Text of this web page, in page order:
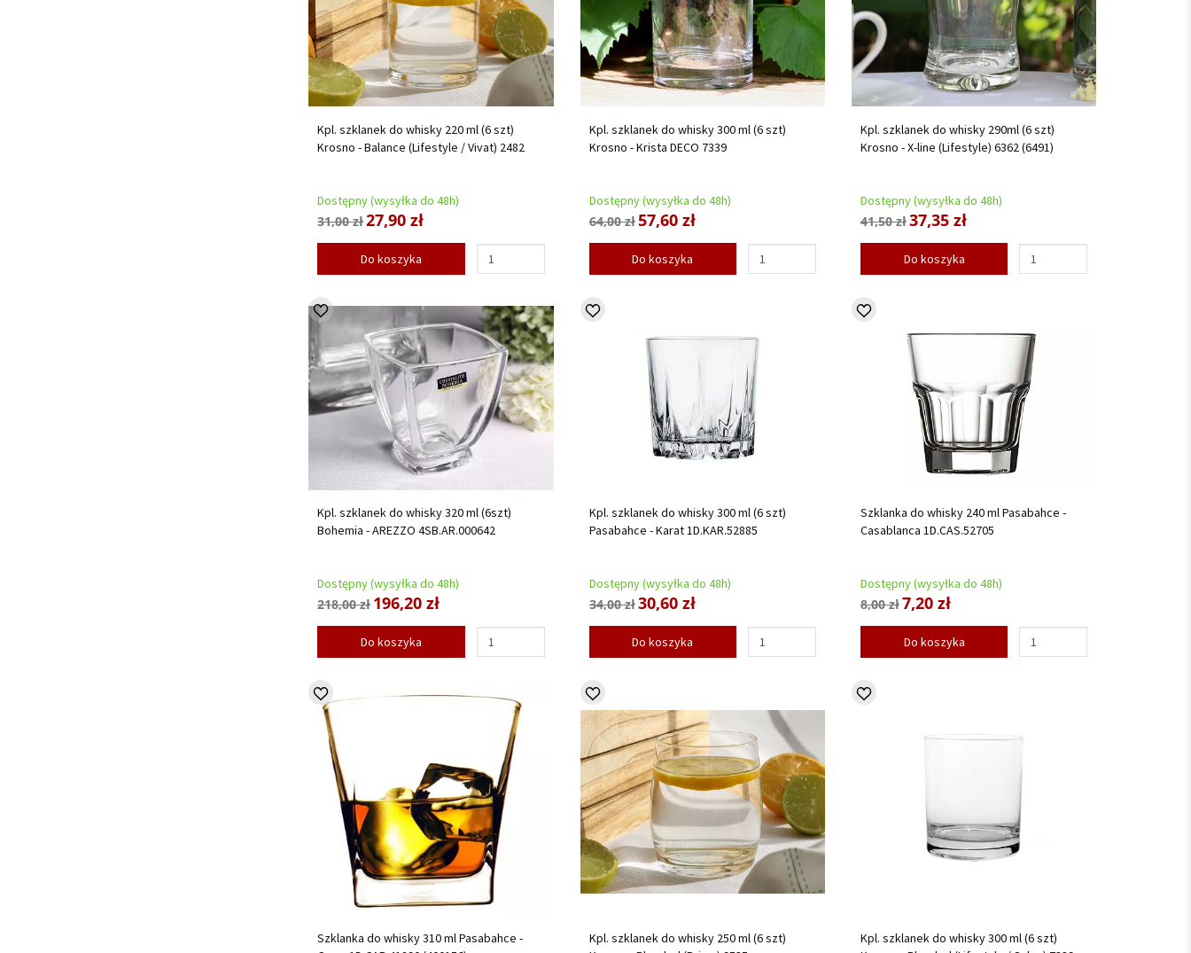
Kpl. szklanek do whisky 220 ml (6 szt)
Krosno - Balance (Lifestyle / Vivat) 2482
Dostępny (wysyłka do 48h)
31,00 zł27,90 zł
Do koszyka
Kpl. szklanek do whisky 300 ml (6 szt)
Krosno - Krista DECO 7339
Dostępny (wysyłka do 48h)
64,00 zł57,60 zł
Do koszyka
Kpl. szklanek do whisky 290ml (6 szt)
Krosno - X-line (Lifestyle) 6362 (6491)
Dostępny (wysyłka do 48h)
41,50 zł37,35 zł
Do koszyka
Kpl. szklanek do whisky 320 ml (6szt)
Bohemia - AREZZO 4SB.AR.000642
Dostępny (wysyłka do 48h)
218,00 zł196,20 zł
Do koszyka
Kpl. szklanek do whisky 300 ml (6 szt)
Pasabahce - Karat 1D.KAR.52885
Dostępny (wysyłka do 48h)
34,00 zł30,60 zł
Do koszyka
Szklanka do whisky 240 ml Pasabahce -
Casablanca 1D.CAS.52705
Dostępny (wysyłka do 48h)
8,00 zł7,20 zł
Do koszyka
Szklanka do whisky 310 ml Pasabahce -
Kpl. szklanek do whisky 250 ml (6 szt)
Kpl. szklanek do whisky 300 ml (6 szt)